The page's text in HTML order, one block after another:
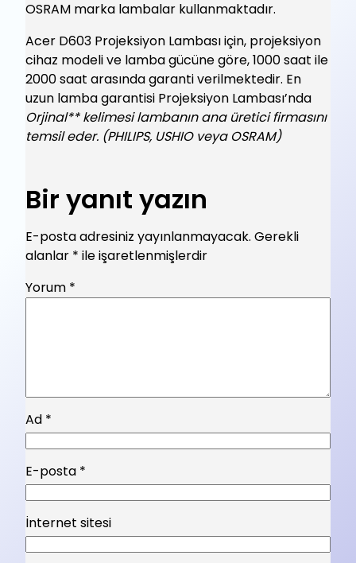
OSRAM marka lambalar kullanmaktadır.
Acer D603 Projeksiyon Lambası için, projeksiyon
cihaz modeli ve lamba gücüne göre, 1000 saat ile
2000 saat arasında garanti verilmektedir. En
uzun lamba garantisi Projeksiyon Lambası’nda
Orjinal** kelimesi lambanın ana üretici firmasını
temsil eder. (PHILIPS, USHIO veya OSRAM)
Bir yanıt yazın
E-posta adresiniz yayınlanmayacak. Gerekli
alanlar * ile işaretlenmişlerdir
Yorum *
Ad *
E-posta *
İnternet sitesi